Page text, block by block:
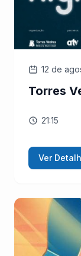
12 de
Torres
21:15
Ver